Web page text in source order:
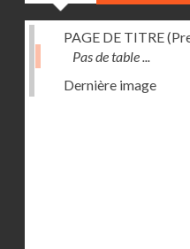
PAGE DE TITRE
Pas de table ...
Dernière image